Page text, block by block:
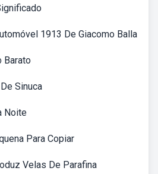
1913 De Giacomo Balla
Barato
Sinuca
Noite
Para Copiar
Velas De Parafina